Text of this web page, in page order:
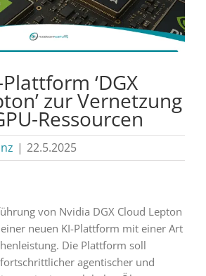
‘DGX
zur Vernetzung
Ressourcen
| 22.5.2025
von Nvidia DGX Cloud Lepton
neuen KI-Plattform mit einer Art
Die Plattform soll
agentischer und